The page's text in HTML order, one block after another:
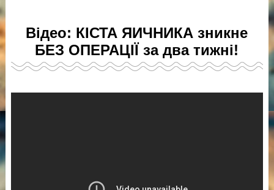
Відео: КІСТА ЯИЧНИКА зникне
БЕЗ ОПЕРАЦІЇ за два тижні!